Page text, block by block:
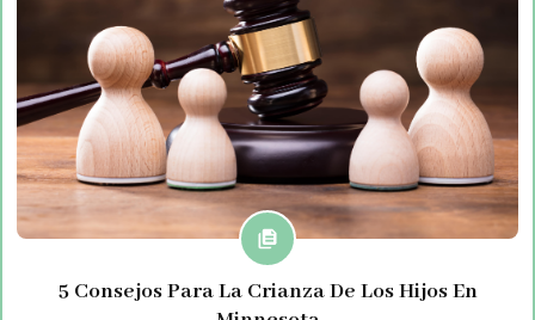
5 Consejos Para La Crianza De Los Hijos En